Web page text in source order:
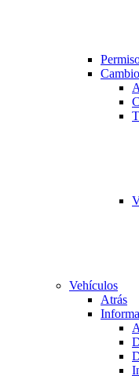
Vehículos
Atrás